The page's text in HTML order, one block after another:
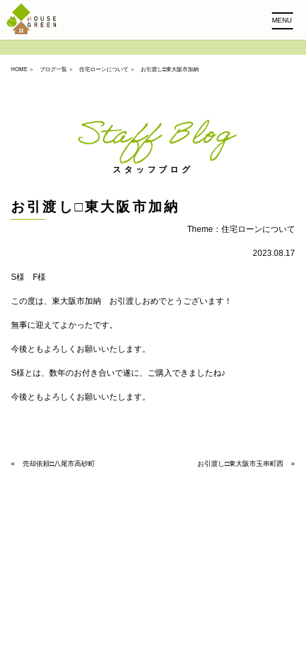
MENU
HOME ＞ ブログ一覧 ＞ 住宅ローンについて ＞ お引渡し□東大阪市加納
Staff Blog
スタッフブログ
お引渡し□東大阪市加納
Theme： 住宅ローンについて
2023.08.17
S様 F様
この度は、東大阪市加納 お引渡しおめでとうございます！
無事に迎えてよかったです。
今後ともよろしくお願いいたします。
S様とは、数年のお付き合いで遂に、ご購入できましたね♪
今後ともよろしくお願いいたします。
« 売却依頼□八尾市高砂町 お引渡し□東大阪市玉串町西 »